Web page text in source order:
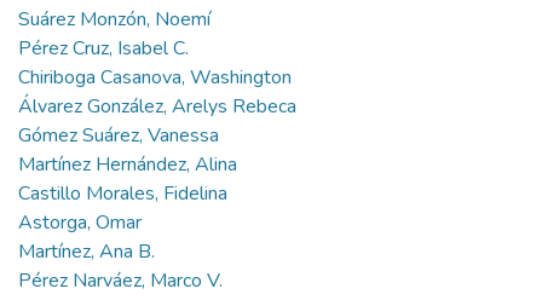
Suárez Monzón, Noemí
Pérez Cruz, Isabel C.
Chiriboga Casanova, Washington
Álvarez González, Arelys Rebeca
Gómez Suárez, Vanessa
Martínez Hernández, Alina
Castillo Morales, Fidelina
Astorga, Omar
Martínez, Ana B.
Pérez Narváez, Marco V.